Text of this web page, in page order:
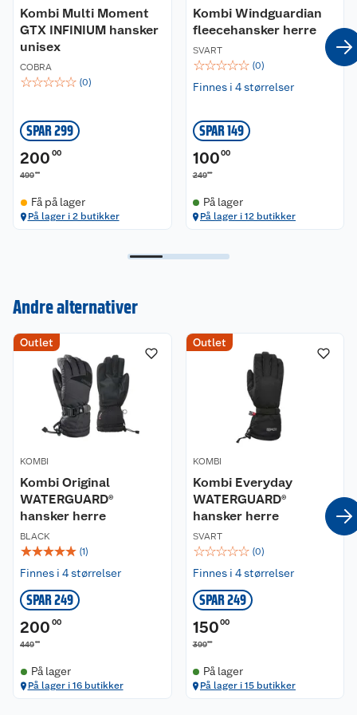
• Waterguard® membran
• Isolert med ULTRALOFT®
• Forsterket i håndflate
• Snølås
• Justering over håndledd
Materiale:
100% polyester
Materialegenskaper:
• Vindtett
• Vanntett
• Pustende
°C. Bør ikke strykes eller blekes. Kan
Kombi Multi Moment
GTX INFINIUM hansker
unisex
COBRA
☆☆☆☆☆ (0)
SPAR 299
200 00
49900
Få på lager
På lager i 2 butikker
Kombi Windguardian
fleecehansker herre
SVART
☆☆☆☆☆ (0)
Finnes i 4 størrelser
SPAR 149
100 00
24900
På lager
På lager i 12 butikker
Andre alternativer
Outlet
KOMBI
Kombi Original
WATERGUARD®
hansker herre
BLACK
☆☆☆☆☆ (1)
Finnes i 4 størrelser
SPAR 249
200 00
44900
På lager
På lager i 16 butikker
Outlet
KOMBI
Kombi Everyday
WATERGUARD®
hansker herre
SVART
☆☆☆☆☆ (0)
Finnes i 4 størrelser
SPAR 249
150 00
39900
På lager
På lager i 15 butikker
Om oss
Nyheter
Våre butikker
Våre merkevarer
Coop kjeder
Ledige stillinger
Bærekraft
Kundeservice
Kontakt oss
Angre- og returrett
Reklamasjon og garanti
Ofte stilte spørsmål
Betalingsalternativer
Leveringsalternativer
Pakkesporing
Kjøpsvilkår
Åpent kjøp
Coop medlem
Klikk og hent
Festdrakter til hele familien
Hagemøbler og utemøbler